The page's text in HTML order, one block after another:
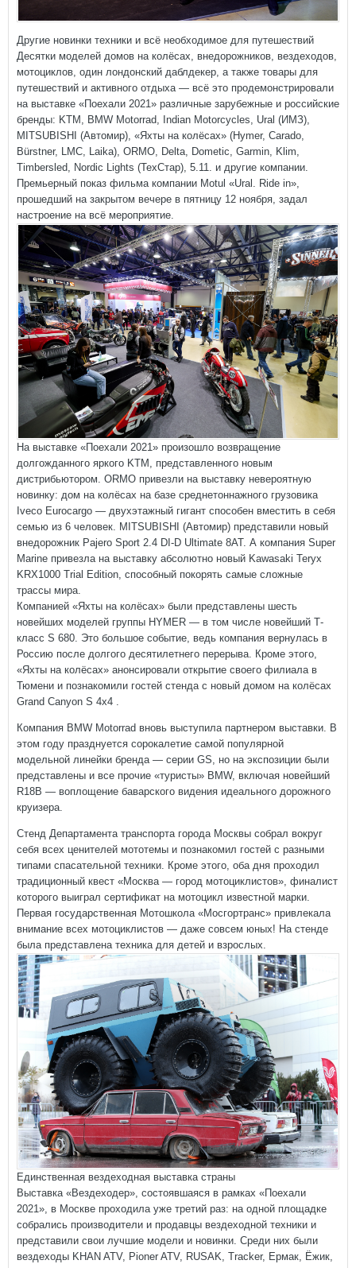
Другие новинки техники и всё необходимое для путешествий
Десятки моделей домов на колёсах, внедорожников, вездеходов,
мотоциклов, один лондонский даблдекер, а также товары для
путешествий и активного отдыха — всё это продемонстрировали
на выставке «Поехали 2021» различные зарубежные и российские
бренды: KTM, BMW Motorrad, Indian Motorcycles, Ural (ИМЗ),
MITSUBISHI (Автомир), «Яхты на колёсах» (Hymer, Carado,
Bürstner, LMC, Laika), ORMO, Delta, Dometic, Garmin, Klim,
Timbersled, Nordic Lights (ТехСтар), 5.11. и другие компании.
Премьерный показ фильма компании Motul «Ural. Ride in»,
прошедший на закрытом вечере в пятницу 12 ноября, задал
настроение на всё мероприятие.
На выставке «Поехали 2021» произошло возвращение
долгожданного яркого KTM, представленного новым
дистрибьютором. ORMO привезли на выставку невероятную
новинку: дом на колёсах на базе среднетоннажного грузовика
Iveco Eurocargo — двухэтажный гигант способен вместить в себя
семью из 6 человек. MITSUBISHI (Автомир) представили новый
внедорожник Pajero Sport 2.4 DI-D Ultimate 8AT. А компания Super
Marine привезла на выставку абсолютно новый Kawasaki Teryx
KRX1000 Trial Edition, способный покорять самые сложные
трассы мира.
Компанией «Яхты на колёсах» были представлены шесть
новейших моделей группы HYMER — в том числе новейший Т-
класс S 680. Это большое событие, ведь компания вернулась в
Россию после долгого десятилетнего перерыва. Кроме этого,
«Яхты на колёсах» анонсировали открытие своего филиала в
Тюмени и познакомили гостей стенда с новый домом на колёсах
Grand Canyon S 4х4 .
Компания BMW Motorrad вновь выступила партнером выставки. В
этом году празднуется сорокалетие самой популярной
модельной линейки бренда — серии GS, но на экспозиции были
представлены и все прочие «туристы» BMW, включая новейший
R18B — воплощение баварского видения идеального дорожного
круизера.
Стенд Департамента транспорта города Москвы собрал вокруг
себя всех ценителей мототемы и познакомил гостей с разными
типами спасательной техники. Кроме этого, оба дня проходил
традиционный квест «Москва — город мотоциклистов», финалист
которого выиграл сертификат на мотоцикл известной марки.
Первая государственная Мотошкола «Мосгортранс» привлекала
внимание всех мотоциклистов — даже совсем юных! На стенде
была представлена техника для детей и взрослых.
Единственная вездеходная выставка страны
Выставка «Вездеходер», состоявшаяся в рамках «Поехали
2021», в Москве проходила уже третий раз: на одной площадке
собрались производители и продавцы вездеходной техники и
представили свои лучшие модели и новинки. Среди них были
вездеходы KHAN ATV, Pioner ATV, RUSAK, Tracker, Ермак, Ёжик,